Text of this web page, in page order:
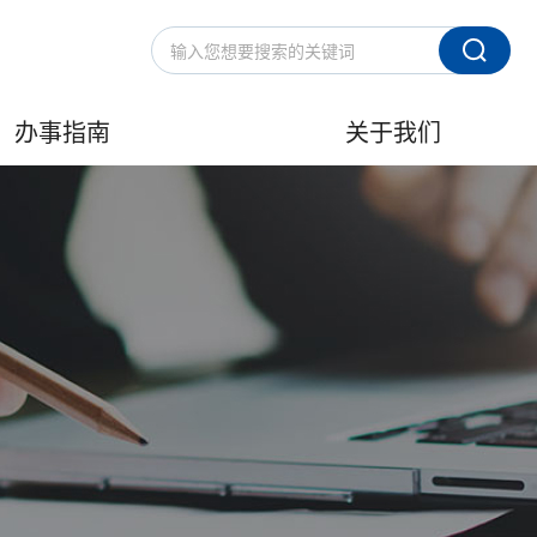
办事指南 关于我们